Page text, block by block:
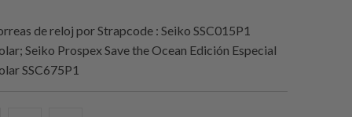
de reloj porStrapcode : Seiko SSC015P1
Seiko Prospex Save the Ocean Edición Especial
SSC675P1